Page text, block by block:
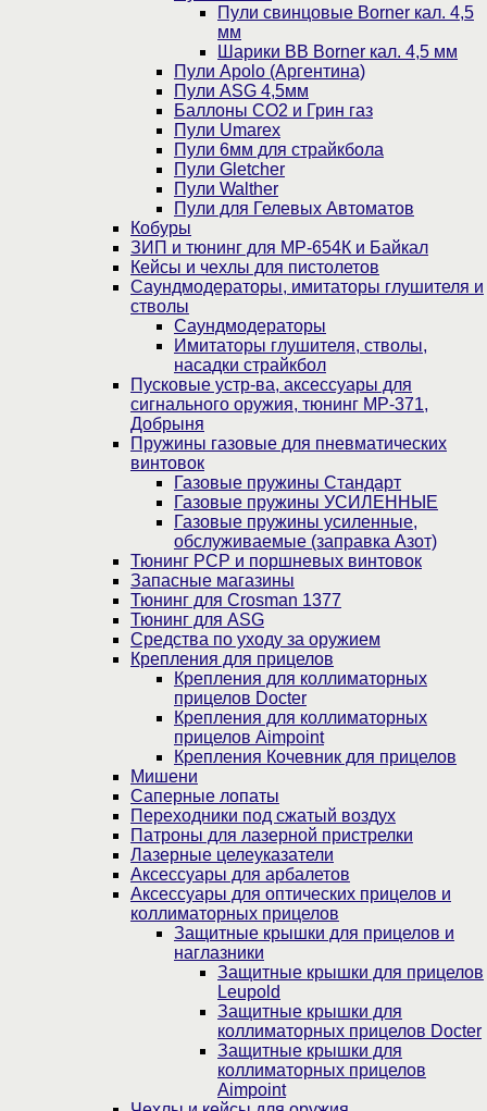
Пули свинцовые Borner кал. 4,5
мм
Шарики BB Borner кал. 4,5 мм
Пули Apolo (Аргентина)
Пули ASG 4,5мм
Баллоны CO2 и Грин газ
Пули Umarex
Пули 6мм для страйкбола
Пули Gletcher
Пули Walther
Пули для Гелевых Автоматов
Кобуры
ЗИП и тюнинг для МР-654К и Байкал
Кейсы и чехлы для пистолетов
Саундмодераторы, имитаторы глушителя и
стволы
Саундмодераторы
Имитаторы глушителя, стволы,
насадки страйкбол
Пусковые устр-ва, аксессуары для
сигнального оружия, тюнинг МР-371,
Добрыня
Пружины газовые для пневматических
винтовок
Газовые пружины Стандарт
Газовые пружины УСИЛЕННЫЕ
Газовые пружины усиленные,
обслуживаемые (заправка Азот)
Тюнинг PCP и поршневых винтовок
Запасные магазины
Тюнинг для Crosman 1377
Тюнинг для ASG
Средства по уходу за оружием
Крепления для прицелов
Крепления для коллиматорных
прицелов Docter
Крепления для коллиматорных
прицелов Aimpoint
Крепления Кочевник для прицелов
Мишени
Саперные лопаты
Переходники под сжатый воздух
Патроны для лазерной пристрелки
Лазерные целеуказатели
Аксессуары для арбалетов
Аксессуары для оптических прицелов и
коллиматорных прицелов
Защитные крышки для прицелов и
наглазники
Защитные крышки для прицелов
Leupold
Защитные крышки для
коллиматорных прицелов Docter
Защитные крышки для
коллиматорных прицелов
Aimpoint